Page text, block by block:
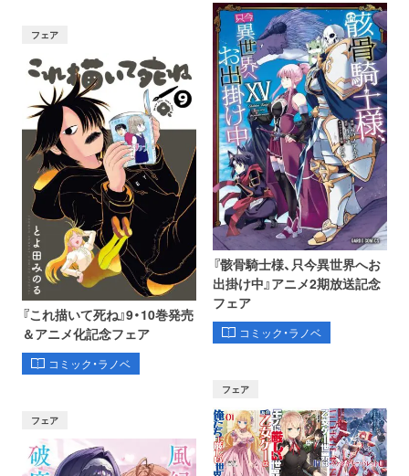
フェア
『これ描いて死ね』9・10巻発売
＆アニメ化記念フェア
コミック・ラノベ
『骸骨騎士様、只今異世界へお
出掛け中』アニメ2期放送記念
フェア
コミック・ラノベ
フェア
フェア